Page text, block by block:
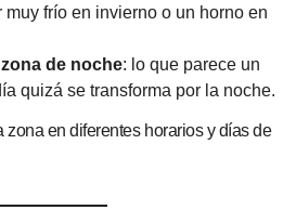
frío en invierno o un horno en
de noche: lo que parece un
quizá se transforma por la noche.
zona en diferentes horarios y días de